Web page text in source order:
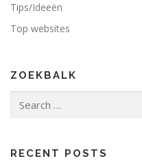
Tips/Ideeën
Top websites
ZOEKBALK
for:
RECENT POSTS